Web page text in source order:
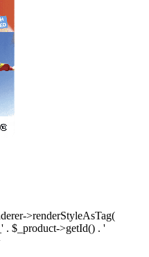
>renderStyleAsTag(
. $_product->getId() . '